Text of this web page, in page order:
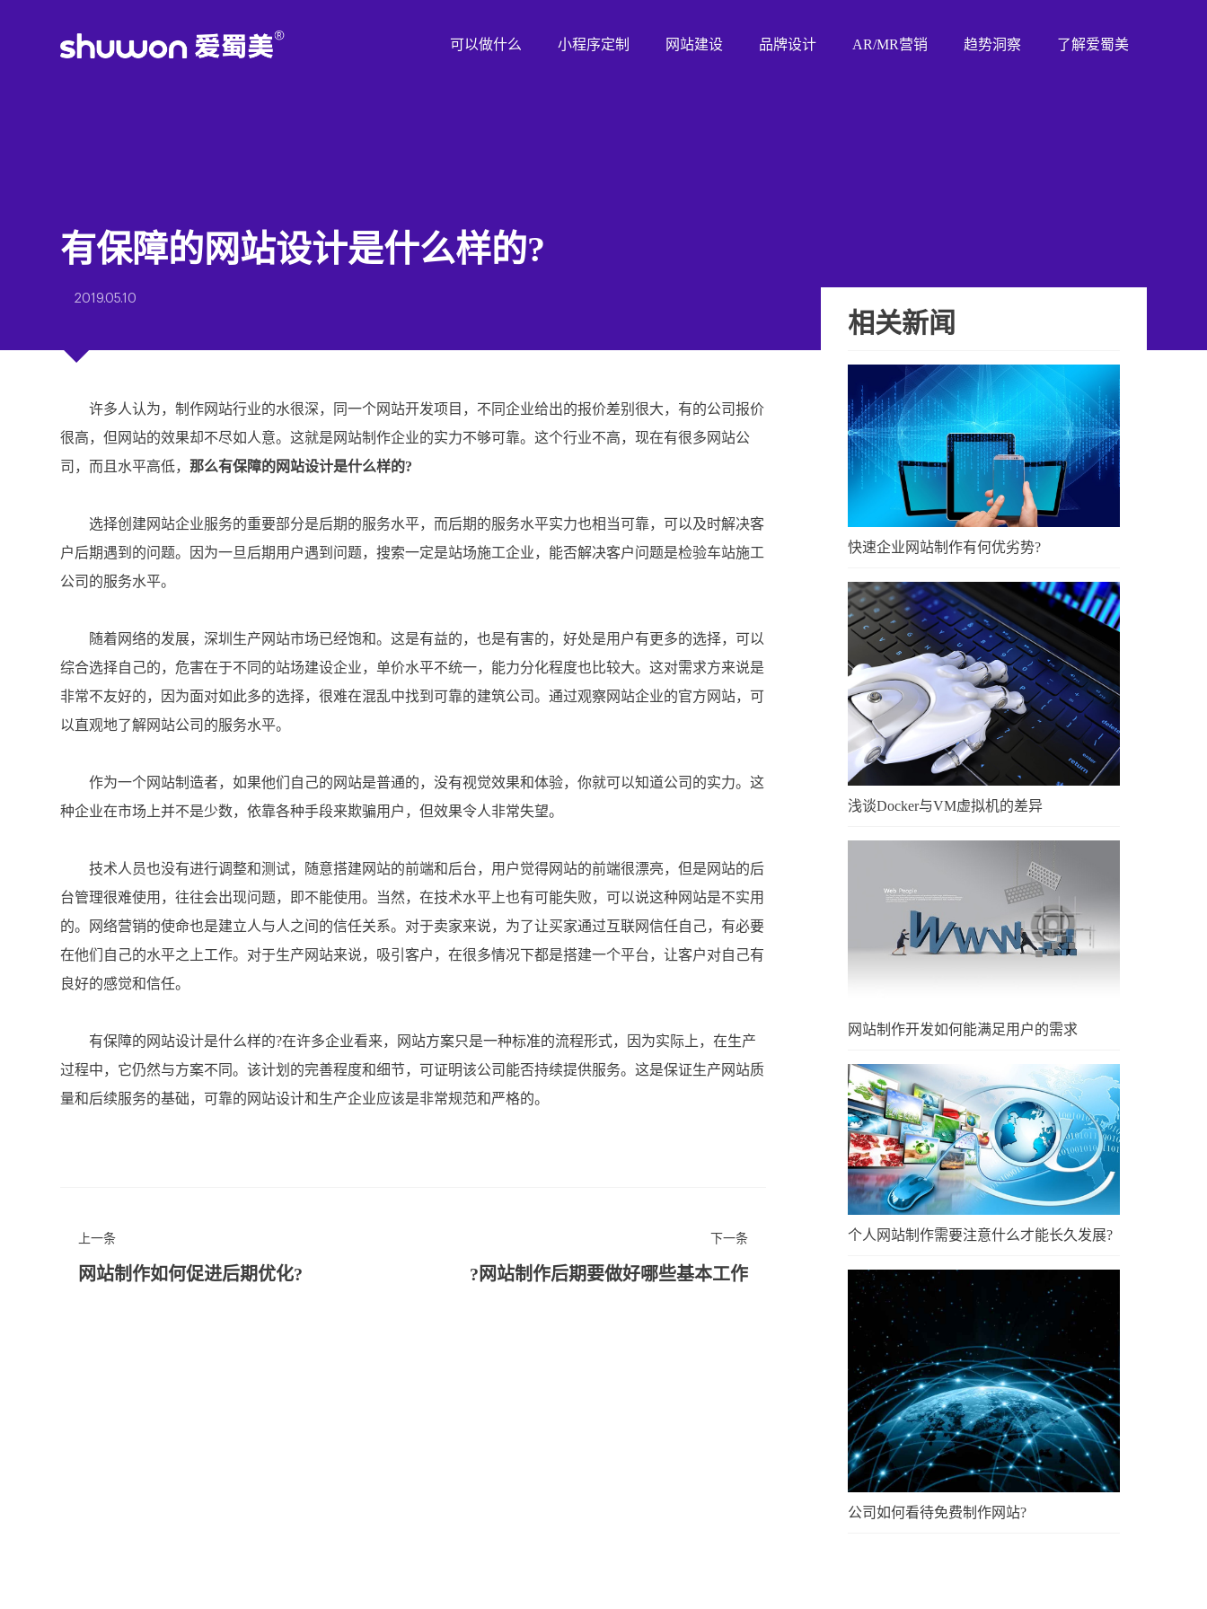
可以做什么 小程序定制 网站建设 品牌设计 AR/MR营销 趋势洞察 了解爱蜀美
有保障的网站设计是什么样的?
2019.05.10
许多人认为，制作网站行业的水很深，同一个网站开发项目，不同企业给出的报价差别很大，有的公司报价
很高，但网站的效果却不尽如人意。这就是网站制作企业的实力不够可靠。这个行业不高，现在有很多网站公
司，而且水平高低， 那么有保障的网站设计是什么样的?
选择创建网站企业服务的重要部分是后期的服务水平，而后期的服务水平实力也相当可靠，可以及时解决客
户后期遇到的问题。因为一旦后期用户遇到问题，搜索一定是站场施工企业，能否解决客户问题是检验车站施工
公司的服务水平。
随着网络的发展，深圳生产网站市场已经饱和。这是有益的，也是有害的，好处是用户有更多的选择，可以
综合选择自己的，危害在于不同的站场建设企业，单价水平不统一，能力分化程度也比较大。这对需求方来说是
非常不友好的，因为面对如此多的选择，很难在混乱中找到可靠的建筑公司。通过观察网站企业的官方网站，可
以直观地了解网站公司的服务水平。
作为一个网站制造者，如果他们自己的网站是普通的，没有视觉效果和体验，你就可以知道公司的实力。这
种企业在市场上并不是少数，依靠各种手段来欺骗用户，但效果令人非常失望。
技术人员也没有进行调整和测试，随意搭建网站的前端和后台，用户觉得网站的前端很漂亮，但是网站的后
台管理很难使用，往往会出现问题，即不能使用。当然，在技术水平上也有可能失败，可以说这种网站是不实用
的。网络营销的使命也是建立人与人之间的信任关系。对于卖家来说，为了让买家通过互联网信任自己，有必要
在他们自己的水平之上工作。对于生产网站来说，吸引客户，在很多情况下都是搭建一个平台，让客户对自己有
良好的感觉和信任。
有保障的网站设计是什么样的?在许多企业看来，网站方案只是一种标准的流程形式，因为实际上，在生产
过程中，它仍然与方案不同。该计划的完善程度和细节，可证明该公司能否持续提供服务。这是保证生产网站质
量和后续服务的基础，可靠的网站设计和生产企业应该是非常规范和严格的。
上一条
网站制作如何促进后期优化?
下一条
网站制作后期要做好哪些基本工作?
相关新闻
快速企业网站制作有何优劣势?
浅谈Docker与VM虚拟机的差异
网站制作开发如何能满足用户的需求
个人网站制作需要注意什么才能长久发展?
公司如何看待免费制作网站?